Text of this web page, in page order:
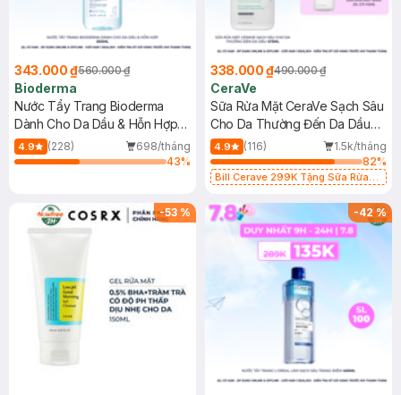
343.000 ₫560.000 ₫
Bioderma
Nước Tẩy Trang Bioderma
Dành Cho Da Dầu & Hỗn Hợp
500ml
4.9 (228)
698/tháng
43%
338.000 ₫490.000 ₫
CeraVe
Sữa Rửa Mặt CeraVe Sạch Sâu
Cho Da Thường Đến Da Dầu
473ml
4.9 (116)
1.5k/tháng
82%
Bill Cerave 299K Tặng Sữa Rửa
-53 % -42%